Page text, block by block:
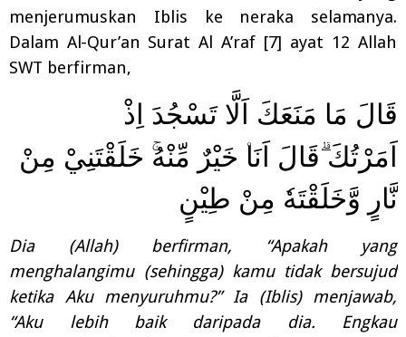
menjerumuskan
Iblis ke neraka selamanya.
Dalam Al-Qur’an Surat Al A’raf [7] ayat 12 Allah
SWT berfirman,
قَالَ مَا مَنَعَكَ اَلَّا تَسْجُدَ اِذْ
اَمَرْتُكَقَالَ اَنَا خَيْرٌ مِّنْهُ خَلَقْتَنِيْ مِنْ
نَّارٍ وَّخَلَقْتَهٗ مِنْ طِيْنٍ
Dia (Allah) berfirman, “Apakah yang
menghalangimu (sehingga) kamu tidak bersujud
ketika Aku menyuruhmu?” Ia (Iblis) menjawab,
“Aku lebih baik daripada dia. Engkau